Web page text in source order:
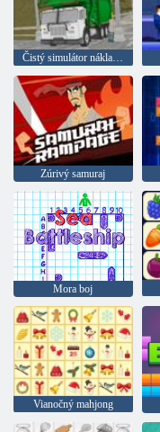
Zúrivý samuraj
Mora boj
Vianočný mahjong